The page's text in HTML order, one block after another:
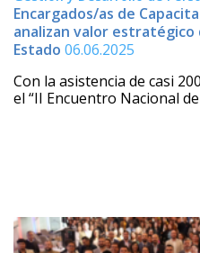
Encargados/as de
analizan valor estratégico
Estado 06.06.2025
Con la asistencia de casi
el “II Encuentro Nacional